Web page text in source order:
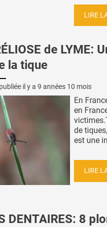
LIRE
de LYME:
la tique
il y a 9 années 10 mois
En
en
de
est une
LIRE
DENTAIRES: 8